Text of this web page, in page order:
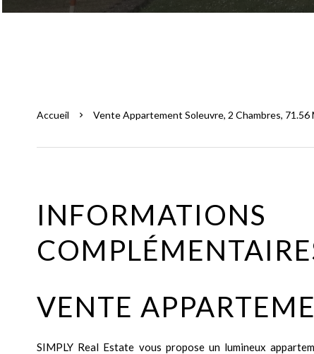
Accueil Vente Appartement Soleuvre, 2 Chambres, 71.56
INFORMATIONS
VENTE
SIMPLY Real Estate vous propose un lumineux